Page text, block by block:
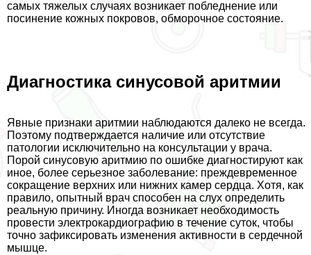
самых тяжелых случаях возникает побледнение или
посинение кожных покровов, обморочное состояние.
Диагностика синусовой аритмии
Явные признаки аритмии наблюдаются далеко не всегда.
Поэтому подтверждается наличие или отсутствие
патологии исключительно на консультации у врача.
Порой синусовую аритмию по ошибке диагностируют как
иное, более серьезное заболевание: преждевременное
сокращение верхних или нижних камер сердца. Хотя, как
правило, опытный врач способен на слух определить
реальную причину. Иногда возникает необходимость
провести электрокардиографию в течение суток, чтобы
точно зафиксировать изменения активности в сердечной
мышце.